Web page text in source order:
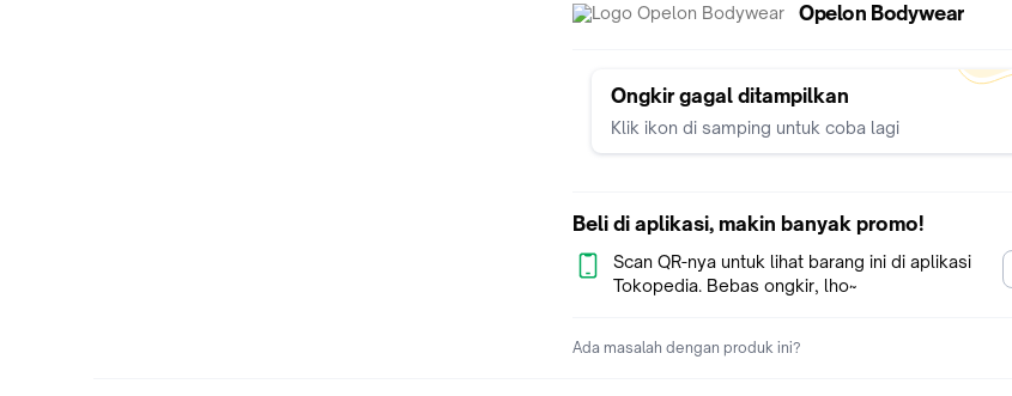
Keringkan di tempat teduh
Material : Two Way Tricot 80% Nylon 20% Lycra
Detail ukuran
# M (76cm x 69cm x 125cm)
# L (79cm x 69.5cm x 127.5cm)
# XL (82cm x 70cm x 130cm)
#XXL (85cm x 70.5cm x 132.5cm)
Mohon tanyakan terleih dahulu ketersediaan stock.
Opelon Bodywear
Ongkir gagal ditampilkan
Klik ikon di samping untuk coba lagi
Beli di aplikasi, makin banyak promo!
Scan QR-nya untuk lihat barang ini di aplikasi
Tokopedia. Bebas ongkir, lho~
Ada masalah dengan produk ini?